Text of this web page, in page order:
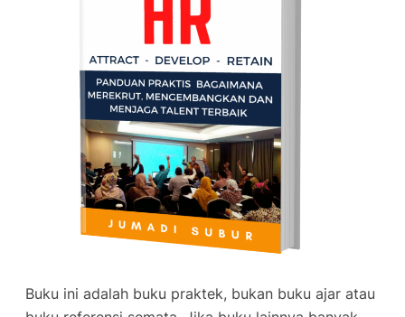
Buku ini adalah buku praktek, bukan buku ajar atau